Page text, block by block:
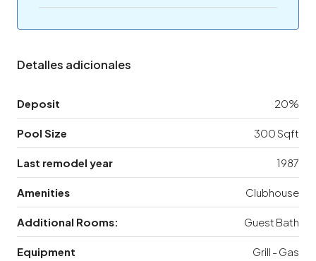
Detalles adicionales
Deposit 20%
Pool Size 300 Sqft
Last remodel year 1987
Amenities Clubhouse
Additional Rooms: Guest Bath
Equipment Grill - Gas